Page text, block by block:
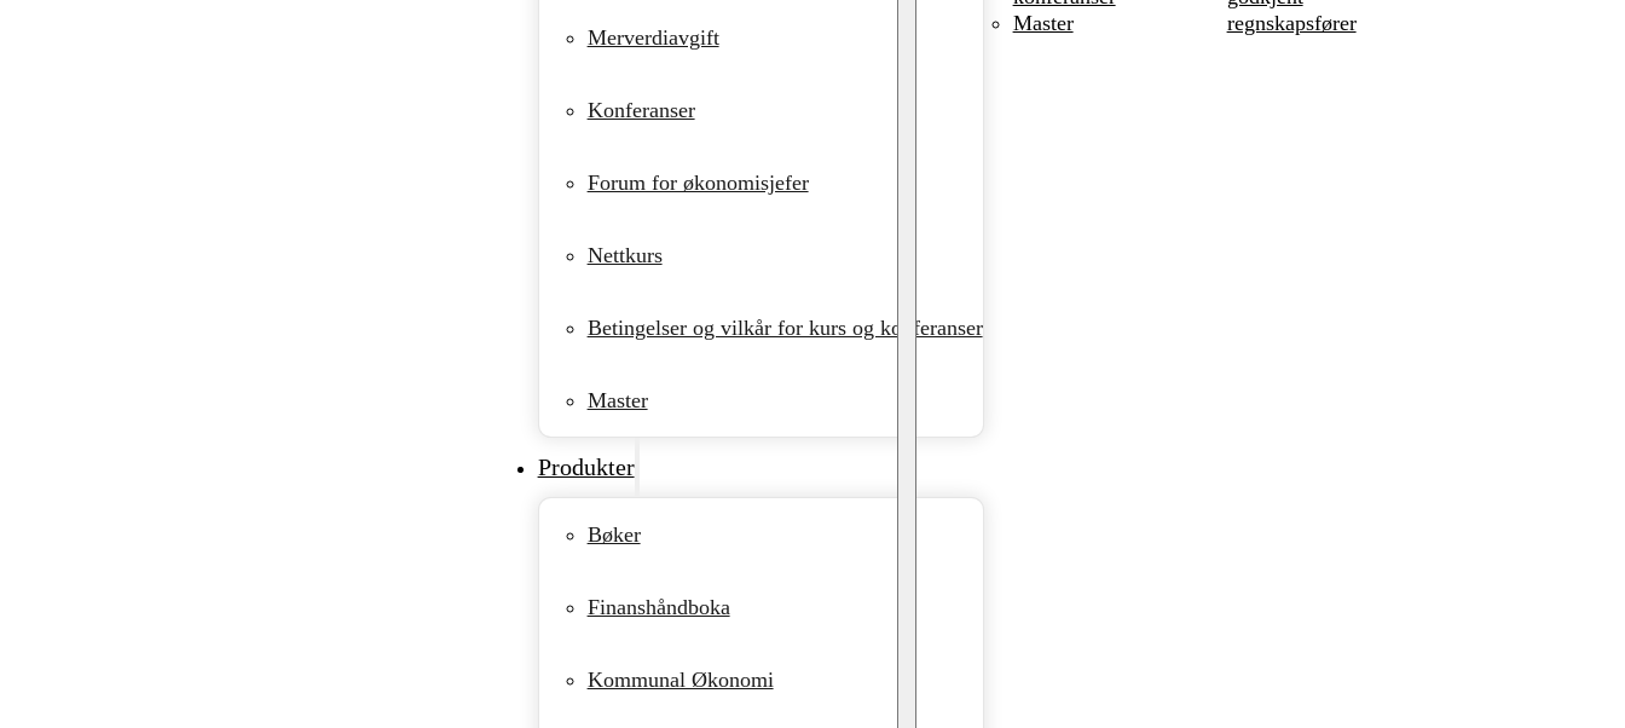
Merverdiavgift
Konferanser
Forum for økonomisjefer
Nettkurs
Betingelser og vilkår for kurs og konferanser
Master
Produkter
Bøker
Finanshåndboka
Kommunal Økonomi
Master
regnskapsfører